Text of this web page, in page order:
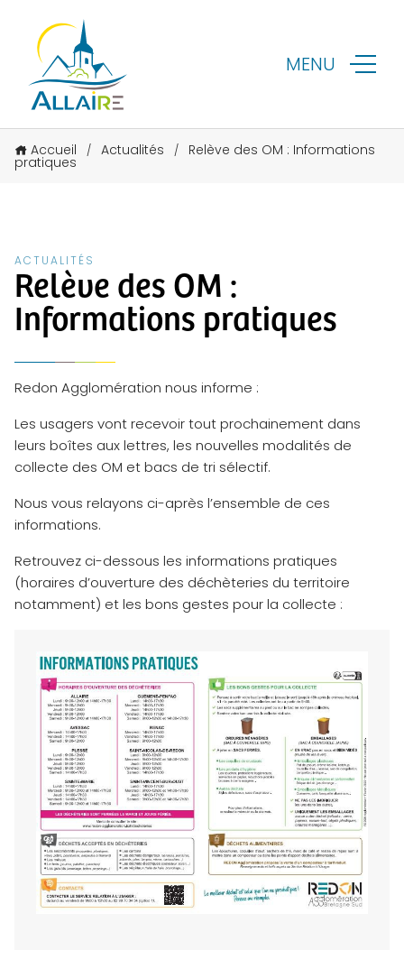
MENU
Accueil / Actualités / Relève des OM : Informations
pratiques
ACTUALITÉS
Relève des OM :
Informations pratiques
Redon Agglomération nous informe :
Les usagers vont recevoir tout prochainement dans
leurs boîtes aux lettres, les nouvelles modalités de
collecte des OM et bacs de tri sélectif.
Nous vous relayons ci-après l’ensemble de ces
informations.
Retrouvez ci-dessous les informations pratiques
(horaires d’ouverture des déchèteries du territoire
notamment) et les bons gestes pour la collecte :